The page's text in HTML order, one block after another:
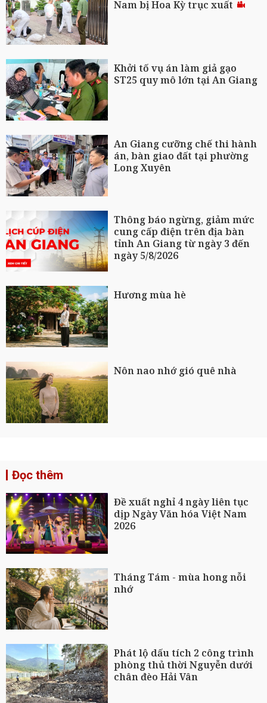
Nam bị Hoa Kỳ trục xuất
Khởi tố vụ án làm giả gạo
ST25 quy mô lớn tại An Giang
An Giang cưỡng chế thi hành
án, bàn giao đất tại phường
Long Xuyên
Thông báo ngừng, giảm mức
cung cấp điện trên địa bàn
tỉnh An Giang từ ngày 3 đến
ngày 5/8/2026
Hương mùa hè
Nôn nao nhớ gió quê nhà
Đọc thêm
Đề xuất nghỉ 4 ngày liên tục
dịp Ngày Văn hóa Việt Nam
2026
Tháng Tám - mùa hong nỗi
nhớ
Phát lộ dấu tích 2 công trình
phòng thủ thời Nguyễn dưới
chân đèo Hải Vân